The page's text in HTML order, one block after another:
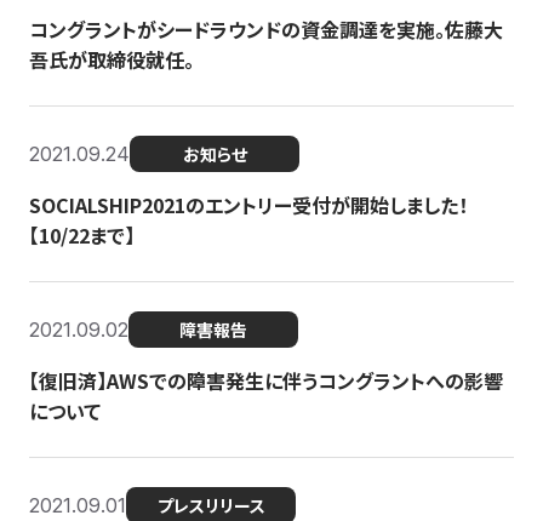
コングラントがシードラウンドの資金調達を実施。佐藤大
吾氏が取締役就任。
2021.09.24 お知らせ
SOCIALSHIP2021のエントリー受付が開始しました！
【10/22まで】
2021.09.02 障害報告
【復旧済】AWSでの障害発生に伴うコングラントへの影響
について
2021.09.01 プレスリリース